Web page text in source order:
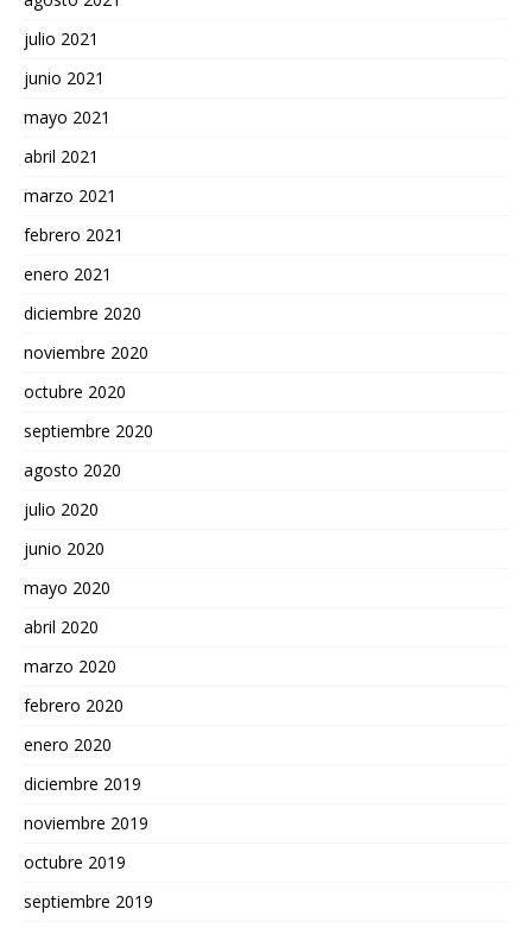
julio 2021
junio 2021
mayo 2021
abril 2021
marzo 2021
febrero 2021
enero 2021
diciembre 2020
noviembre 2020
octubre 2020
septiembre 2020
agosto 2020
julio 2020
junio 2020
mayo 2020
abril 2020
marzo 2020
febrero 2020
enero 2020
diciembre 2019
noviembre 2019
octubre 2019
septiembre 2019